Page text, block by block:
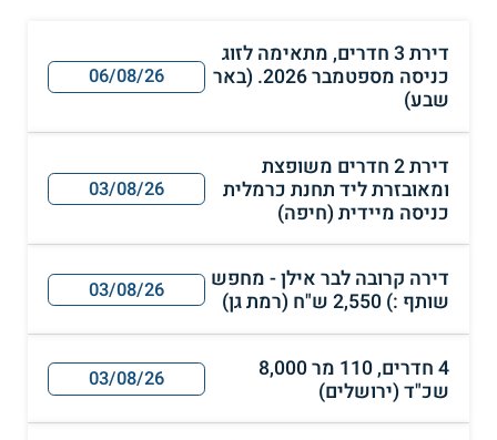
דירת 3 חדרים, מתאימה לזוג
כניסה מספטמבר 2026. (באר
שבע)
06/08/26
דירת 2 חדרים משופצת
ומאובזרת ליד תחנת כרמלית
כניסה מיידית (חיפה)
03/08/26
דירה קרובה לבר אילן - מחפש
שותף :) 2,550 ש"ח (רמת גן)
03/08/26
4 חדרים, 110 מר 8,000
שכ"ד (ירושלים)
03/08/26